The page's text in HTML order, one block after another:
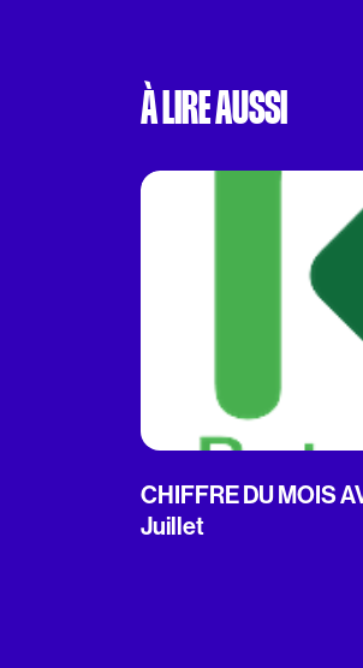
À LIRE AUSSI
CHIFFRE DU MOIS
Juillet